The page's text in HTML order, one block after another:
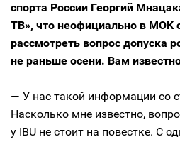
спорта России Георгий
ТВ», что неофициально в МОК
рассмотреть вопрос допуска
не раньше осени. Вам
— У нас такой информации со
Насколько мне известно,
у IBU не стоит на повестке. С